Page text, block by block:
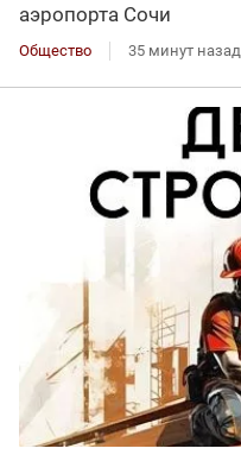
аэропорта Сочи
Общество 35 минут назад